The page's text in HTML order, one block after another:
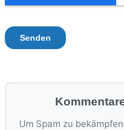
Um Spam zu